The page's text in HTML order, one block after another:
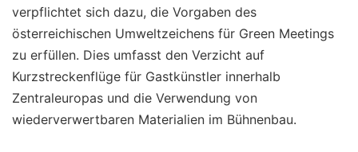
verpflichtet sich dazu, die Vorgaben des
österreichischen Umweltzeichens für Green Meetings
zu erfüllen. Dies umfasst den Verzicht auf
Kurzstreckenflüge für Gastkünstler innerhalb
Zentraleuropas und die Verwendung von
wiederverwertbaren Materialien im Bühnenbau.